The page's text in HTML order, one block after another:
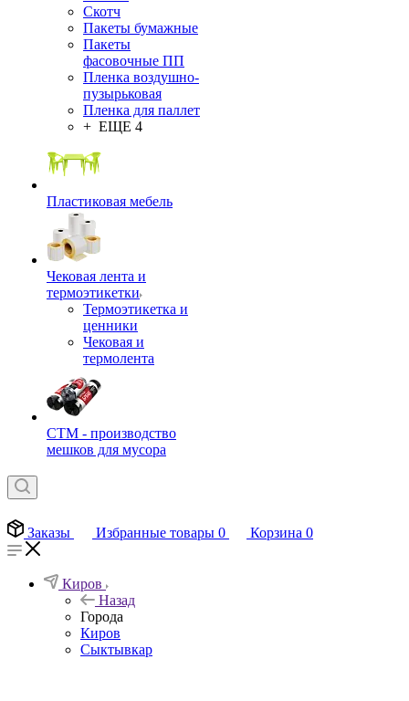
Скотч
Пакеты бумажные
Пакеты
фасовочные ПП
Пленка воздушно-
пузырьковая
Пленка для паллет
+ ЕЩЕ 4
Пластиковая мебель
Чековая лента и
термоэтикетки
Термоэтикетка и
ценники
Чековая и
термолента
СТМ - производство
мешков для мусора
Заказы Избранные товары 0 Корзина 0
Киров
Назад
Города
Киров
Сыктывкар